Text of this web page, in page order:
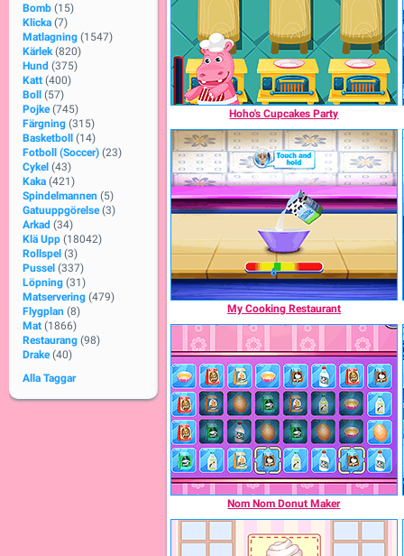
Bomb (15)
Klicka (7)
Matlagning (1547)
Kärlek (820)
Hund (375)
Katt (400)
Boll
(57)
Pojke (745)
Färgning (315)
Basketboll
(14)
Fotboll (Soccer) (23)
Cykel (43)
Kaka (421)
Spindelmannen (5)
Gatuuppgörelse (3)
Arkad (34)
Klä Upp (18042)
Rollspel (3)
Pussel (337)
Löpning (31)
Matservering (479)
Flygplan (8)
Mat (1866)
Restaurang (98)
Drake (40)
Alla Taggar
Hoho's Cupcakes Party
My Cooking Restaurant
Nom Nom Donut Maker